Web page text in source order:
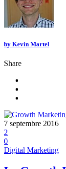
by Kevin Martel
Share
7 septembre 2016
2
0
Digital Marketing